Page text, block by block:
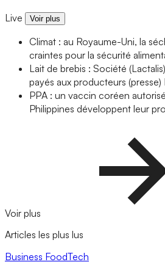
Live Voir plus
Climat : au Royaume-Uni, la
craintes pour la sécurité
Lait de brebis : Société
payés aux producteurs (presse)
PPA : un vaccin coréen
Philippines développent leur
Voir plus
Articles les plus lus
Business FoodTech